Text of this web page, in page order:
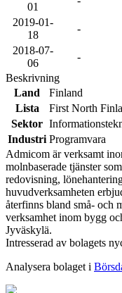
01
2019-01-
18
-
2018-07-
06
-
Beskrivning
Land
Finland
Lista
First North
Sektor
Industri Programvara
Admicom är verksamt
molnbaserade tjänster
redovisning,
huvudverksamheten
återfinns bland små- och
verksamhet inom bygg
Jyväskylä.
Intresserad av bolagets
Analysera bolaget i